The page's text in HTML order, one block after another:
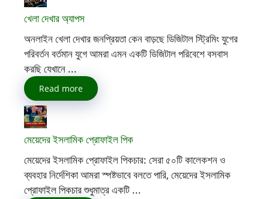
খেলা দেখার অ্যাপস
অনলাইন খেলা দেখার জনপ্রিয়তা কেন বাড়ছে ডিজিটাল স্ট্রিমিং যুগের
পরিবর্তন বর্তমান যুগে আমরা এমন একটি ডিজিটাল পরিবেশে বসবাস
করছি যেখানে ...
Read more
মেয়েদের ইসলামিক প্রোফাইল পিক
মেয়েদের ইসলামিক প্রোফাইল পিকচার: সেরা ৫০টি কালেকশন ও
ব্যবহার নির্দেশিকা আমরা স্পষ্টভাবে বলতে পারি, মেয়েদের ইসলামিক
প্রোফাইল পিকচার শুধুমাত্র একটি ...